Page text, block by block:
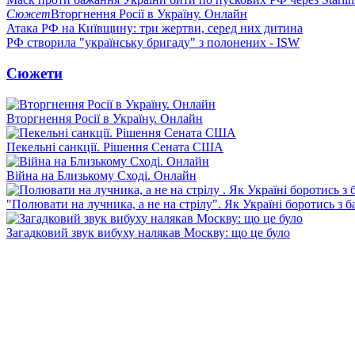
СюжетВторгнення Росії в Україну. Онлайн
Атака РФ на Київщину: три жертви, серед них дитина
РФ створила "українську бригаду" з полонених - ISW
Сюжети
Вторгнення Росії в Україну. Онлайн
Пекельні санкції. Рішення Сената США
Війна на Близькому Сході. Онлайн
"Полювати на лучника, а не на стрілу". Як Україні боротись з
Загадковий звук вибуху налякав Москву: що це було